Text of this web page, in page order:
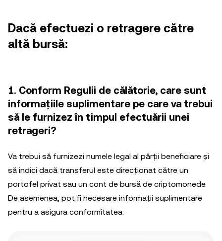
Dacă efectuezi o retragere către
altă bursă:
1. Conform Regulii de călătorie, care sunt
informațiile suplimentare pe care va trebui
să le furnizez în timpul efectuării unei
retrageri?
Va trebui să furnizezi numele legal al părții beneficiare și
să indici dacă transferul este direcționat către un
portofel privat sau un cont de bursă de criptomonede.
De asemenea, pot fi necesare informații suplimentare
pentru a asigura conformitatea.